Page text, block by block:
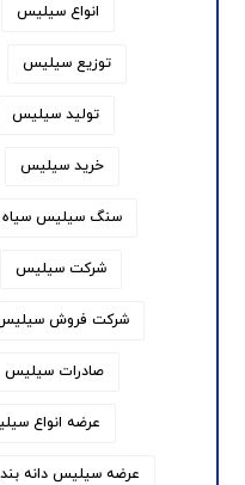
انواع سیلیس
توزیع سیلیس
تولید سیلیس
خرید سیلیس
سنگ سیلیس سیاه
شرکت سیلیس
شرکت فروش
صادرات سیلیس
عرضه انواع
عرضه سیلیس دانه